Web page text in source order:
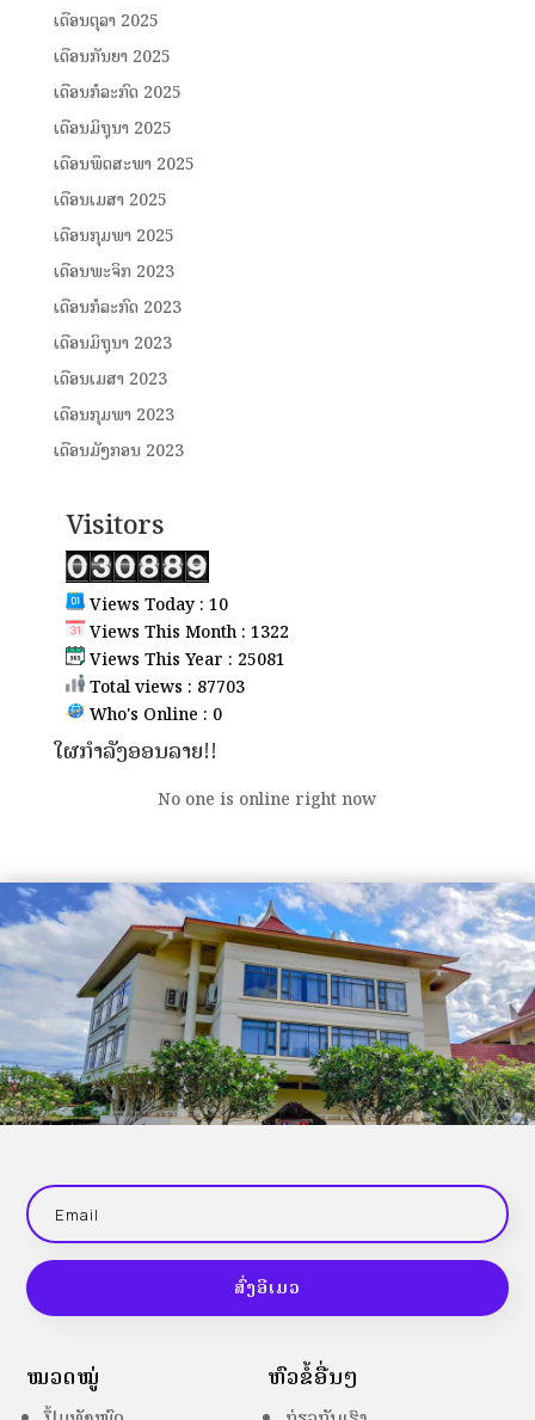
ເດືອນຕຸລາ 2025
ເດືອນກັນຍາ 2025
ເດືອນກໍລະກົດ 2025
ເດືອນມິຖຸນາ 2025
ເດືອນພຶດສະພາ 2025
ເດືອນເມສາ 2025
ເດືອນກຸມພາ 2025
ເດືອນພະຈິກ 2023
ເດືອນກໍລະກົດ 2023
ເດືອນມິຖຸນາ 2023
ເດືອນເມສາ 2023
ເດືອນກຸມພາ 2023
ເດືອນມັງກອນ 2023
Visitors
Views Today : 10
Views This Month : 1322
Views This Year : 25081
Total views : 87703
Who's Online : 0
ໃຜກຳລັງອອນລາຍ!!
No one is online right now
ສົ່ງອີເມວ
ໝວດໝູ່ ຫົວຂໍ້ອື່ນໆ